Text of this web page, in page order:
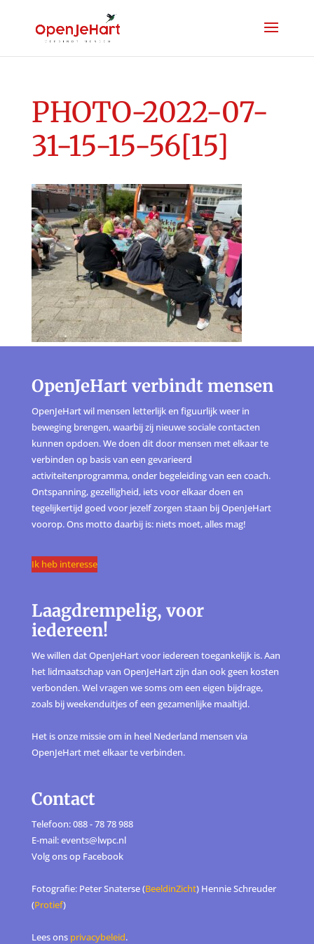
PHOTO-2022-07-
31-15-15-56[15]
OpenJeHart verbindt mensen
OpenJeHart wil mensen letterlijk en figuurlijk weer in
beweging brengen, waarbij zij nieuwe sociale contacten
kunnen opdoen. We doen dit door mensen met elkaar te
verbinden op basis van een gevarieerd
activiteitenprogramma, onder begeleiding van een coach.
Ontspanning, gezelligheid, iets voor elkaar doen en
tegelijkertijd goed voor jezelf zorgen staan bij OpenJeHart
voorop. Ons motto daarbij is: niets moet, alles mag!
Ik heb interesse
Laagdrempelig, voor
iedereen!
We willen dat OpenJeHart voor iedereen toegankelijk is. Aan
het lidmaatschap van OpenJeHart zijn dan ook geen kosten
verbonden. Wel vragen we soms om een eigen bijdrage,
zoals bij weekenduitjes of een gezamenlijke maaltijd.
Het is onze missie om in heel Nederland mensen via
OpenJeHart met elkaar te verbinden.
Contact
Telefoon: 088 - 78 78 988
E-mail: events@lwpc.nl
Volg ons op Facebook
Fotografie: Peter Snaterse (BeeldinZicht) Hennie Schreuder
(Protief)
Lees ons privacybeleid.